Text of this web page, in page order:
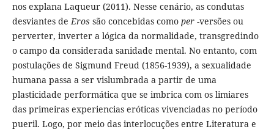
nos explana Laqueur (2011). Nesse cenário, as condutas
desviantes deEros são concebidas como per-versões ou
perverter, inverter a lógica da normalidade, transgredindo
o campo da considerada sanidade mental. No entanto, com
postulações de Sigmund Freud (1856-1939), a sexualidade
humana passa a ser vislumbrada a partir de uma
plasticidade performática que se imbrica com os limiares
das primeiras experiencias eróticas vivenciadas no período
pueril. Logo, por meio das interlocuções entre Literatura e